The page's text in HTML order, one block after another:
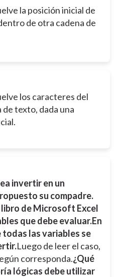
la posición inicial de
de otra cadena de
los caracteres del
texto, dada una
invertir en un
su compadre.
libro de Microsoft Excel
que debe evaluar.En
las variables se
Luego de leer el caso,
corresponda.¿Qué
lógicas debe utilizar